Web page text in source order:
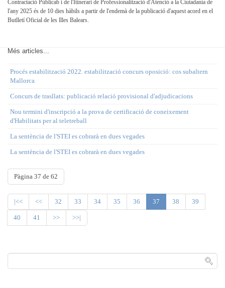
Contractació Públicab i de l'Itinerari de Professionalització d'Atenció a la Ciutadania de
l'any 2025 és de 10 dies hàbils a partir de l'endemà de la publicació d'aquest acord en el
Butlletí Oficial de les llles Balears.
Més articles...
Procés estabilització 2022. estabilització concurs oposició: cos subaltern
Mallorca
Concurs de trasllats: publicació relació provisional d'adjudicacions
Nou termini d'inscripció a la prova de certificació de coneixement
d'Habilitats per al teletreball
La sentència de l'STEI es cobrarà en dues vegades
La sentència de l'STEI es cobrarà en dues vegades
Pàgina 37 de 62
|<< << 32 33 34 35 36 37 38 39
40 41 >> >>|